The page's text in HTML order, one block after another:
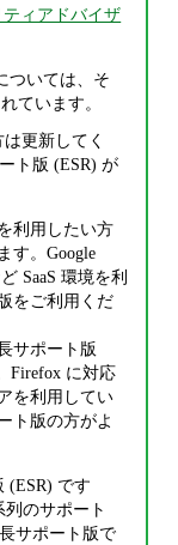
ィアドバイザ
ついては、そ
ています。
更新してく
ト版 (ESR) が
利用したい方
す。Google
SaaS 環境を利
をご利用くだ
サポート版
Firefox に対応
を利用してい
ト版の方がよ
(ESR) です
列のサポート
サポート版で